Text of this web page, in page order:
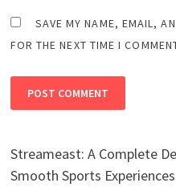
SAVE MY NAME, EMAIL,
FOR THE NEXT TIME I
Streameast: A Complete
Smooth Sports Experiences